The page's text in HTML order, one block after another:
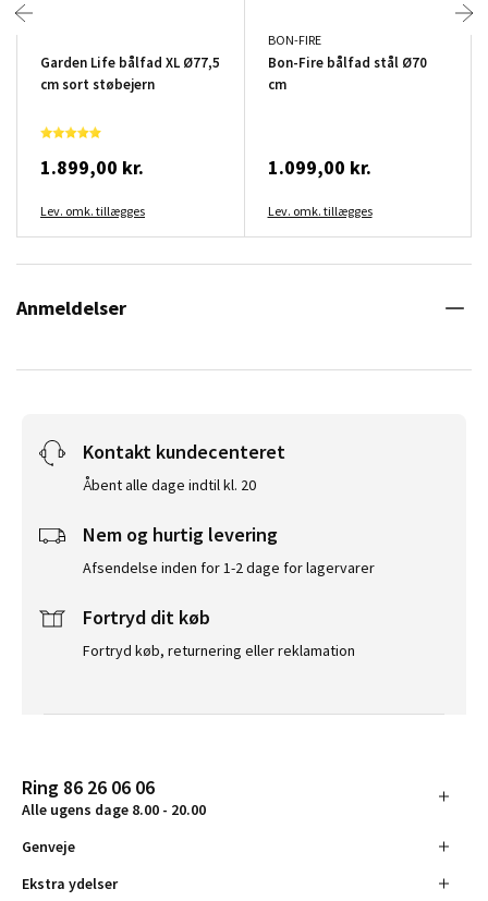
Garden Life bålfad XL Ø77,5
cm sort støbejern
1.899,00 kr.
Lev. omk. tillægges
BON-FIRE
Bon-Fire bålfad stål Ø70
cm
1.099,00 kr.
Lev. omk. tillægges
Anmeldelser
Kontakt kundecenteret
Åbent alle dage indtil kl. 20
Nem og hurtig levering
Afsendelse inden for 1-2 dage for lagervarer
Fortryd dit køb
Fortryd køb, returnering eller reklamation
Ring 86 26 06 06
Alle ugens dage 8.00 - 20.00
Genveje
Ekstra ydelser